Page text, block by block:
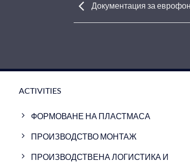
Документация за
ACTIVITIES
ФОРМОВАНЕ НА ПЛАСТМАСА
ПРОИЗВОДСТВО МОНТАЖ
ПРОИЗВОДСТВЕНА ЛОГИСТИКА И